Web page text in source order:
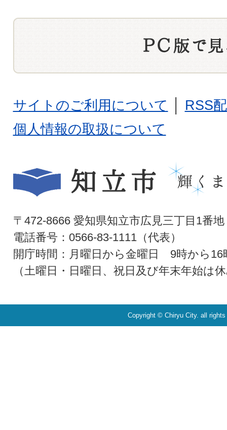
サイトのご利用について
RSS
個人情報の取扱について
〒472-8666 愛知県知立市広見三丁目1番地
電話番号：0566-83-1111（代表）
開庁時間：月曜日から金曜日 9時から16
（土曜日・日曜日、祝日及び年末年始は
Copyright © Chiryu City. all rights